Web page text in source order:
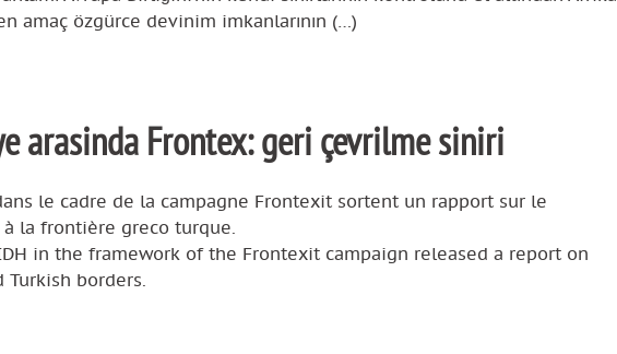
amaç özgürce devinim imkanlarının (…)
arasinda Frontex: geri çevrilme siniri
le cadre de la campagne Frontexit sortent un rapport sur le
la frontière greco turque.
in the framework of the Frontexit campaign released a report on
borders.